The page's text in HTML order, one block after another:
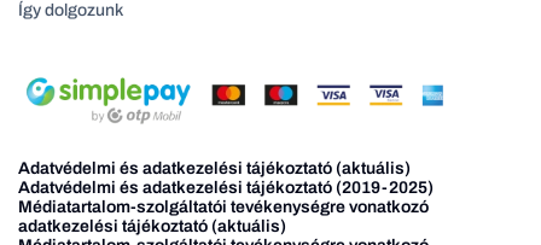
Így dolgozunk
Adatvédelmi és adatkezelési tájékoztató (aktuális)
Adatvédelmi és adatkezelési tájékoztató (2019-2025)
Médiatartalom-szolgáltatói tevékenységre vonatkozó
adatkezelési tájékoztató (aktuális)